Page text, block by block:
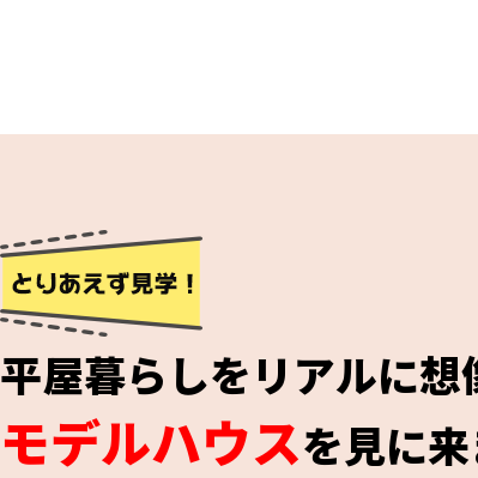
平屋暮らしをリアルに想
モデルハウスを見に